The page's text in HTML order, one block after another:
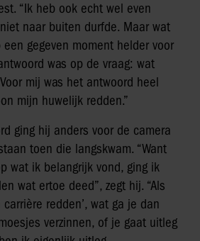
“Ik heb ook echt wel even
naar buiten durfde. Maar wat
gegeven moment helder voor
was op de vraag: wat
mij was het antwoord heel
mijn huwelijk redden.”
ging hij anders voor de camera
toen die langskwam. “Want
wat ik belangrijk vond, ging ik
wat ertoe deed”, zegt hij. “Als
redden’, wat ga je dan
verzinnen, of je gaat uitleg